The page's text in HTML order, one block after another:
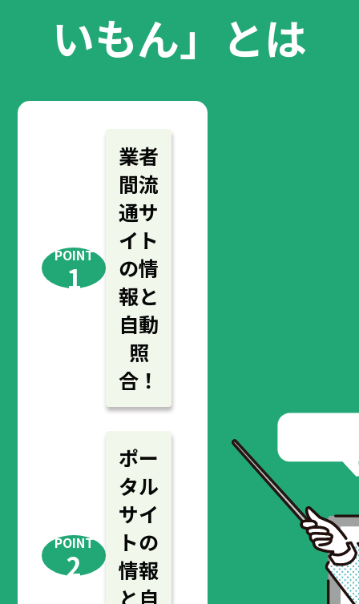
いもん」とは
POINT
1
業者
間流
通サ
イト
の情
報と
自動
照
合！
POINT
2
ポー
タル
サイ
トの
情報
と自